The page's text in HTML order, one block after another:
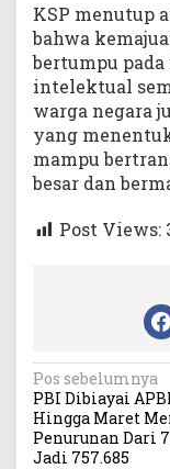
KSP menutup
bahwa
bertumpu
intelektual
warga negara
yang
mampu
besar dan
Post Views:
Navigasi
pos
Pos sebelumnya
PBI Dibiayai
Hingga Maret
Penurunan Dari
Jadi 757.685